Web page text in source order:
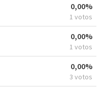
0,00%
1 votos
0,00%
1 votos
0,00%
3 votos